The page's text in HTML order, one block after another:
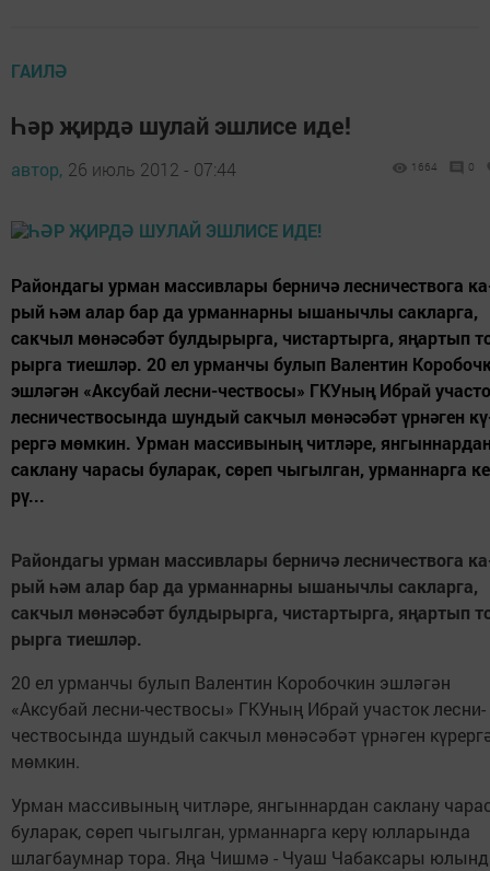
ГАИЛӘ
Һәр җирдә шулай эшлисе иде!
автор, 26 июль 2012 - 07:44 1664 0
Ра­йон­да­гы ур­ман мас­сив­ла­ры бер­ни­чә лес­ни­чест­во­га
рый һәм алар бар да ур­ман­нар­ны ыша­ныч­лы сак­лар­га,
сак­чыл мө­нә­сә­бәт бул­ды­рыр­га, чис­тар­тыр­га, яңар­тып
рыр­га ти­еш­ләр. 20 ел ур­ман­чы бу­лып Ва­лен­тин
эш­лә­гән «Аксубай лесни-чествосы» ГКУның Иб­рай
лес­ни­чест­во­сын­да шун­дый сак­чыл мө­нә­сә­бәт үр­нә­ген
рер­гә мөм­кин. Ур­ман мас­си­вы­ның чит­лә­ре,
сак­ла­ну ча­ра­сы бу­ла­рак, сө­реп чы­гыл­ган, ур­ман­нар­га
рү...
Ра­йон­да­гы ур­ман мас­сив­ла­ры бер­ни­чәлес­ни­чест­во­га
рый һәм алар бар да ур­ман­нар­ны ыша­ныч­лы сак­лар­га,
сак­чыл мө­нә­сә­бәт бул­ды­рыр­га, чис­тар­тыр­га, яңар­тып
рыр­га ти­еш­ләр.
20 ел ур­ман­чы бу­лып Ва­лен­тин Ко­ро­боч­кин эш­лә­гән
«Аксубай лесни-чествосы» ГКУның Иб­рай участок лес­ни­
чест­во­сын­да шун­дый сак­чыл мө­нә­сә­бәт үр­нә­ген
мөм­кин.
Ур­ман мас­си­вы­ның чит­лә­ре, ян­гын­нар­дан сак­ла­ну
бу­ла­рак, сө­реп чы­гыл­ган, ур­ман­нар­га ке­рү юл­ла­рын­да
шлаг­баум­нар то­ра. Яңа Чиш­мә - Чу­аш Ча­бак­са­ры